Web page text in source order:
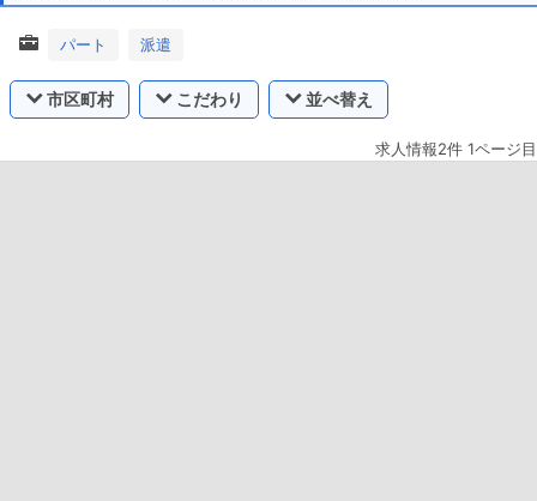
パート 派遣
市区町村 こだわり 並べ替え
求人情報2件 1ページ目